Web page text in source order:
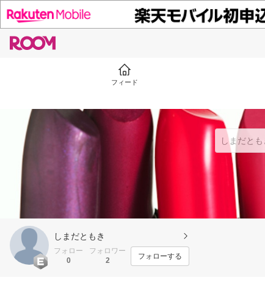
フィード
しまだともき
フォロー
0
フォロワー
2
フォローする